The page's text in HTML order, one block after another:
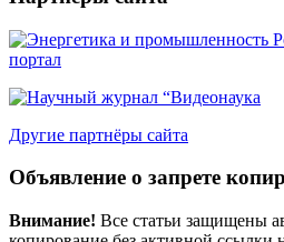
Другие партнёры сайта
Объявление о запрете
Внимание! Все статьи защищены